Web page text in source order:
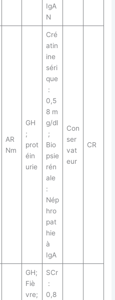
IgA
N
AR
Nm
GH
;
prot
éin
urie
Cré
atin
ine
séri
que
:
0,5
8 m
g/dl
;
Bio
psie
rén
ale
:
Nép
hro
pat
hie
à
IgA
Con
ser
vat
eur
CR
GH;
Fiè
vre;
SCr
:
0,8